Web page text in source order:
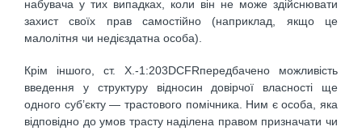
набувача у тих випадках, коли він не може здійснювати
захист своїх прав самостійно (наприклад, якщо це
малолітня чи недієздатна особа).
Крім іншого, ст. X.-1:203DCFRпередбачено можливість
введення у структуру відносин довірчої власності ще
одного суб’єкту — трастового помічника. Ним є особа, яка
відповідно до умов трасту наділена правом призначати чи